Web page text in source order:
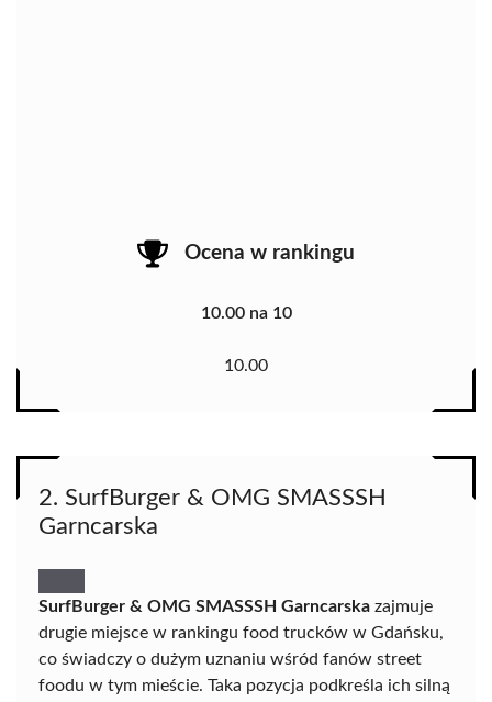
Ocena w rankingu
10.00 na 10
10.00
2. SurfBurger & OMG SMASSSH
Garncarska
SurfBurger & OMG SMASSSH Garncarska zajmuje
drugie miejsce w rankingu food trucków w Gdańsku,
co świadczy o dużym uznaniu wśród fanów street
foodu w tym mieście. Taka pozycja podkreśla ich silną